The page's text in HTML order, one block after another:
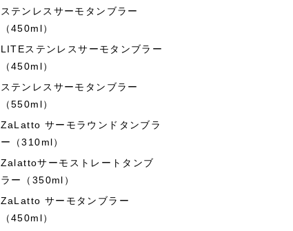
ステンレスサーモタンブラー
（450ml）
LITEステンレスサーモタンブラー
（450ml）
ステンレスサーモタンブラー
（550ml）
ZaLatto サーモラウンドタンブラ
ー（310ml）
Zalattoサーモストレートタンブ
ラー（350ml）
ZaLatto サーモタンブラー
（450ml）